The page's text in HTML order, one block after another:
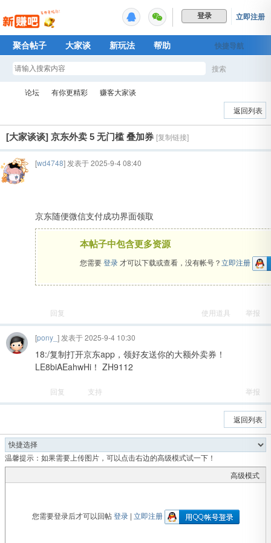
登录 立即注册
快捷导航
聚合帖子 大家谈 新玩法
帮助
Plus权益
搜索
新 »
论坛
›
有你更精彩
赚客大家谈
返回列表
[大家谈谈] 京东外卖 5 无门槛 叠加券 [复制链接]
[wd4748] 发表于 2025-9-4 08:40
京东随便微信支付成功界面领取
本帖子中包含更多资源
您需要登录 才可以下载或查看，没有帐号？立即注册
回复 使用道具 举报
[pony_ ] 发表于 2025-9-4 10:30
18:/复制打开京东app，领好友送你的大额外卖券！
LE8biAEahwHi！ ZH9112
回复 支持 举报
返回列表
温馨提示：如果需要上传图片，可以点击右边的高级模式试一下！
高级模式
您需要登录后才可以回帖登录| 立即注册